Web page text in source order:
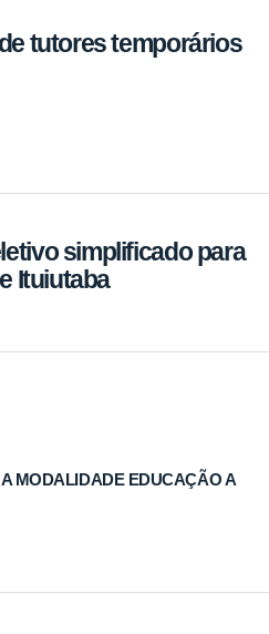
tutores temporários
simplificado para
Ituiutaba
MODALIDADE EDUCAÇÃO A